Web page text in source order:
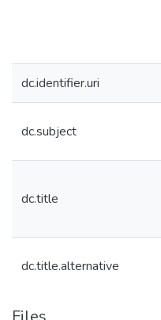
dc.identifier.uri
dc.subject
dc.title
dc.title.alternative